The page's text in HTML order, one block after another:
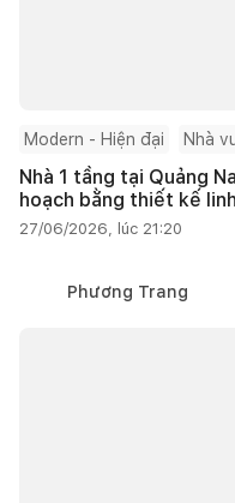
Modern - Hiện đại Nhà
Nhà 1 tầng tại Quảng
hoạch bằng thiết kế
27/06/2026, lúc 21:20
Phương Trang